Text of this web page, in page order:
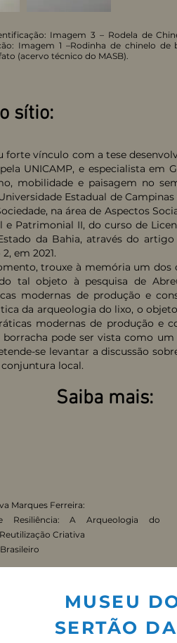
Imagem 3 – Rodela de
Imagem 1 –Rodinha de chinelo de
(acervo técnico do MASB).
sítio:
vínculo com a tese
UNICAMP, e especialista em
mobilidade e paisagem no
Estadual de
na área de Aspectos
Patrimonial II, do curso de
da Bahia, através do
em 2021.
trouxe à memória um dos
tal objeto à pesquisa de
modernas de produção e
da arqueologia do lixo, o
modernas de produção e
pode ser vista como
se levantar a discussão
local.
Saiba mais:
Marques Ferreira:
Resiliência: A Arqueologia do
Criativa
MUSEU
SERTÃO